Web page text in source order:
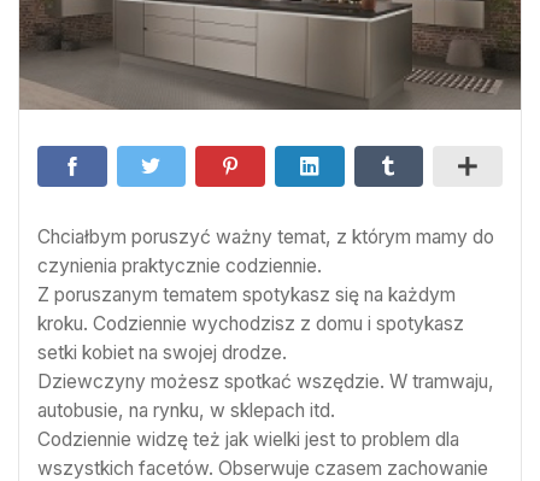
Chciałbym poruszyć ważny temat, z którym mamy do
czynienia praktycznie codziennie.
Z poruszanym tematem spotykasz się na każdym
kroku. Codziennie wychodzisz z domu i spotykasz
setki kobiet na swojej drodze.
Dziewczyny możesz spotkać wszędzie. W tramwaju,
autobusie, na rynku, w sklepach itd.
Codziennie widzę też jak wielki jest to problem dla
wszystkich facetów. Obserwuje czasem zachowanie